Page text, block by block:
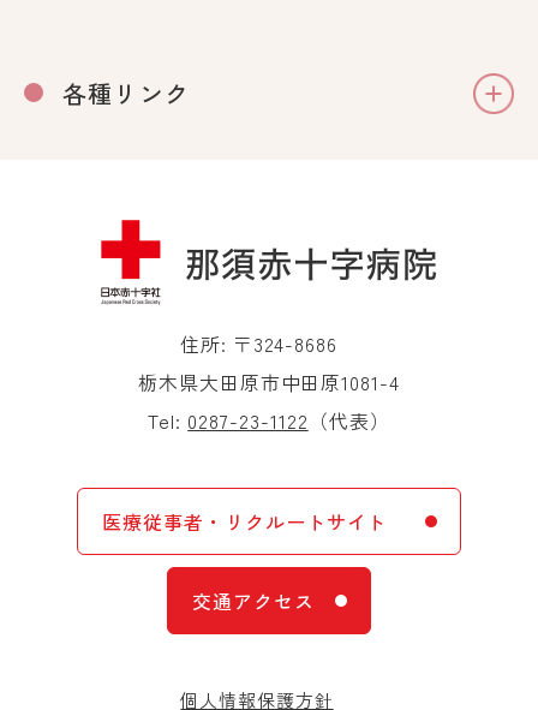
各種リンク
住所: 〒324-8686
栃木県大田原市中田原1081-4
Tel: 0287-23-1122 （代表）
医療従事者・リクルートサイト
交通アクセス
個人情報保護方針